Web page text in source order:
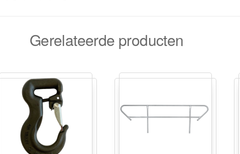
Gerelateerde producten